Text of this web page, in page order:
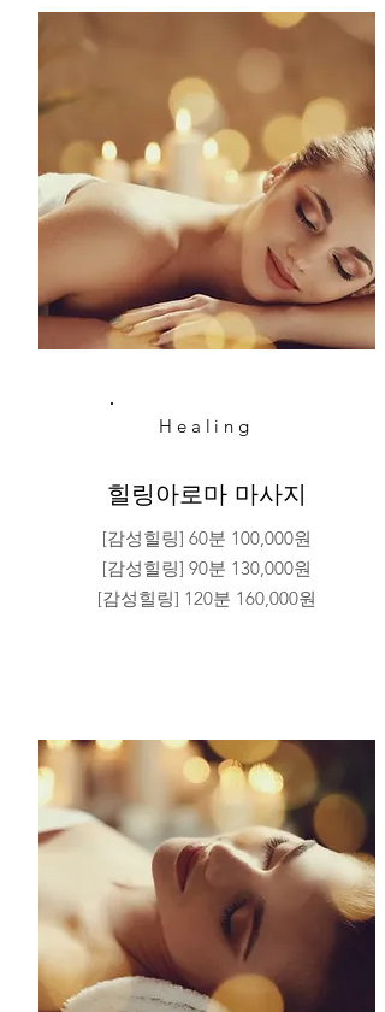
Healing
힐링아로마 마사지
[감성힐링] 60분 100,000원
[감성힐링] 90분 130,000원
[감성힐링] 120분 160,000원